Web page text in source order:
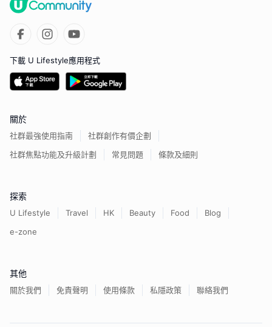
下載 U Lifestyle應用程式
關於
社群最強使用指南
社群創作有價企劃
社群焦點功能及升級計劃
常見問題 條款及細則
探索
U Lifestyle Travel HK Beauty Food
Blog
e-zone
其他
關於我們 免責聲明 使用條款 私隱政策 聯絡我們